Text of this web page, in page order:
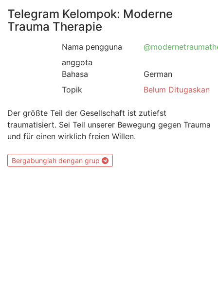
Telegram Kelompok: Moderne
Trauma Therapie
Nama pengguna
anggota
Bahasa
German
Topik
Belum Ditugaskan
Der größte Teil der Gesellschaft ist zutiefst
traumatisiert. Sei Teil unserer Bewegung gegen Trauma
und für einen wirklich freien Willen.
Bergabunglah dengan grup